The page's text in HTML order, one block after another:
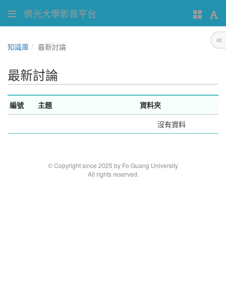
佛光大學影音平台
知識庫 最新討論
最新討論
編號 主題
資料夾
沒有資料
© Copyright since 2025 by Fo Guang University
All rights reserved.